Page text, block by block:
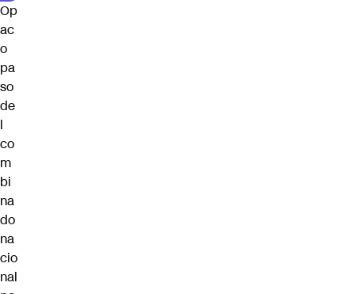
Op
ac
o
pa
so
de
l
co
m
bi
na
do
na
cio
nal